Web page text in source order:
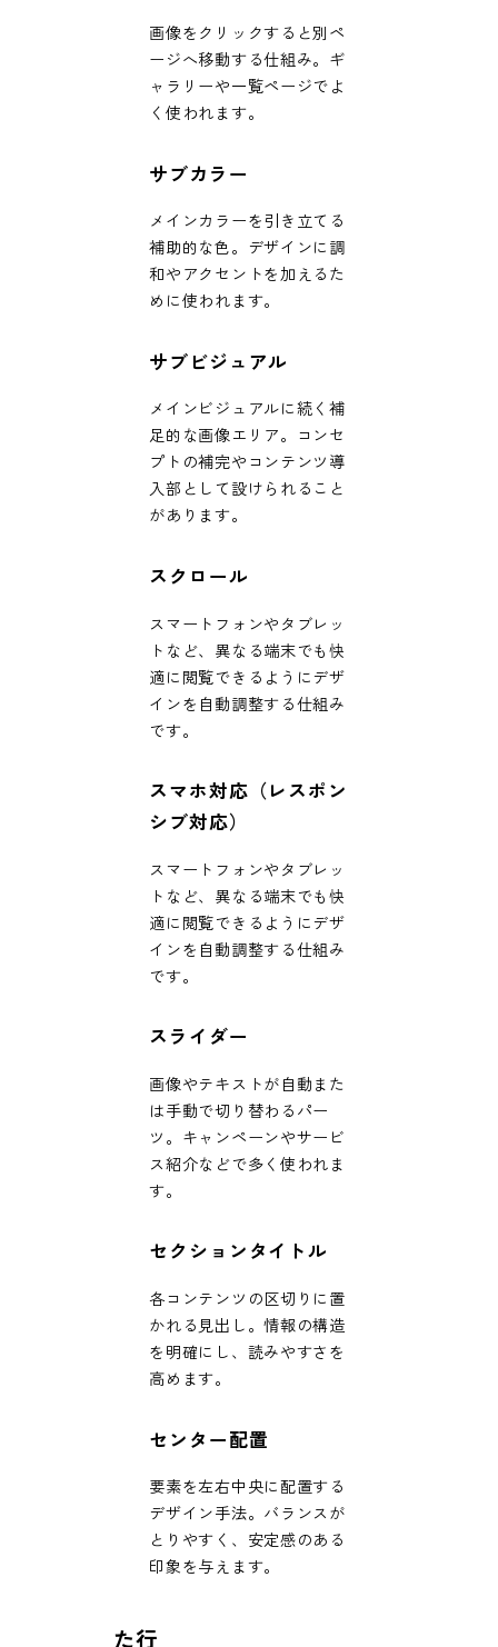
画像をクリックすると別ペ
ージへ移動する仕組み。ギ
ャラリーや一覧ページでよ
く使われます。
サブカラー
メインカラーを引き立てる
補助的な色。デザインに調
和やアクセントを加えるた
めに使われます。
サブビジュアル
メインビジュアルに続く補
足的な画像エリア。コンセ
プトの補完やコンテンツ導
入部として設けられること
があります。
スクロール
スマートフォンやタブレッ
トなど、異なる端末でも快
適に閲覧できるようにデザ
インを自動調整する仕組み
です。
スマホ対応（レスポン
シブ対応）
スマートフォンやタブレッ
トなど、異なる端末でも快
適に閲覧できるようにデザ
インを自動調整する仕組み
です。
スライダー
画像やテキストが自動また
は手動で切り替わるパー
ツ。キャンペーンやサービ
ス紹介などで多く使われま
す。
セクションタイトル
各コンテンツの区切りに置
かれる見出し。情報の構造
を明確にし、読みやすさを
高めます。
センター配置
要素を左右中央に配置する
デザイン手法。バランスが
とりやすく、安定感のある
印象を与えます。
た行